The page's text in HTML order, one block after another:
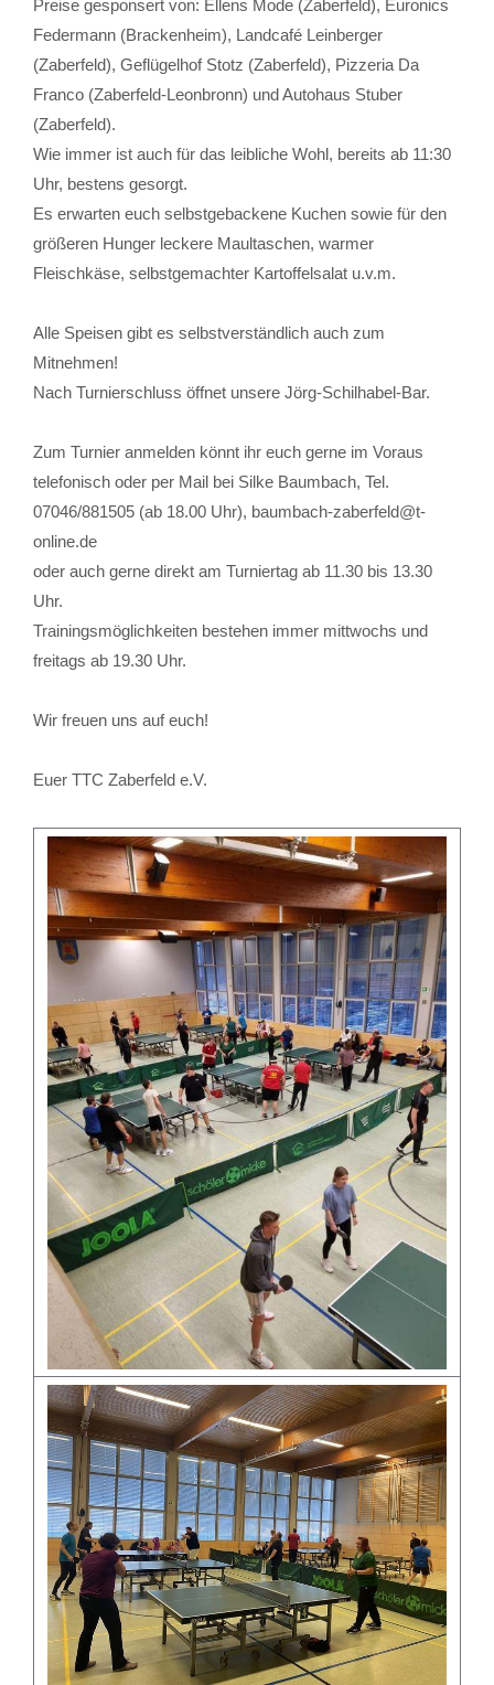
Preise gesponsert von: Ellens Mode (Zaberfeld), Euronics
Federmann (Brackenheim), Landcafé Leinberger
(Zaberfeld), Geflügelhof Stotz (Zaberfeld), Pizzeria Da
Franco (Zaberfeld-Leonbronn) und Autohaus Stuber
(Zaberfeld).
Wie immer ist auch für das leibliche Wohl, bereits ab 11:30
Uhr, bestens gesorgt.
Es erwarten euch selbstgebackene Kuchen sowie für den
größeren Hunger leckere Maultaschen, warmer
Fleischkäse, selbstgemachter Kartoffelsalat u.v.m.
Alle Speisen gibt es selbstverständlich auch zum
Mitnehmen!
Nach Turnierschluss öffnet unsere Jörg-Schilhabel-Bar.
Zum Turnier anmelden könnt ihr euch gerne im Voraus
telefonisch oder per Mail bei Silke Baumbach, Tel.
07046/881505 (ab 18.00 Uhr), baumbach-zaberfeld@t-
online.de
oder auch gerne direkt am Turniertag ab 11.30 bis 13.30
Uhr.
Trainingsmöglichkeiten bestehen immer mittwochs und
freitags ab 19.30 Uhr.
Wir freuen uns auf euch!
Euer TTC Zaberfeld e.V.